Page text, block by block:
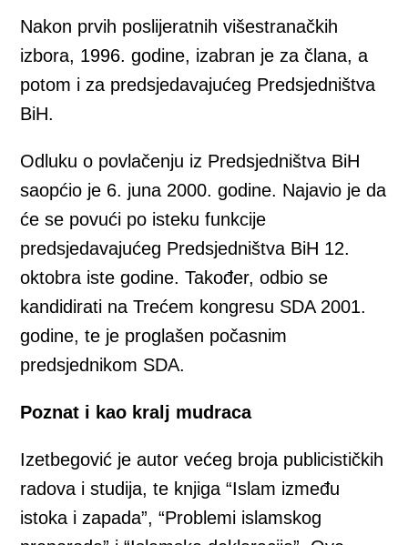
Nakon prvih poslijeratnih višestranačkih
izbora, 1996. godine, izabran je za člana, a
potom i za predsjedavajućeg Predsjedništva
BiH.
Odluku o povlačenju iz Predsjedništva BiH
saopćio je 6. juna 2000. godine. Najavio je da
će se povući po isteku funkcije
predsjedavajućeg Predsjedništva BiH 12.
oktobra iste godine. Također, odbio se
kandidirati na Trećem kongresu SDA 2001.
godine, te je proglašen počasnim
predsjednikom SDA.
Poznat i kao kralj mudraca
Izetbegović je autor većeg broja publicističkih
radova i studija, te knjiga “Islam između
istoka i zapada”, “Problemi islamskog